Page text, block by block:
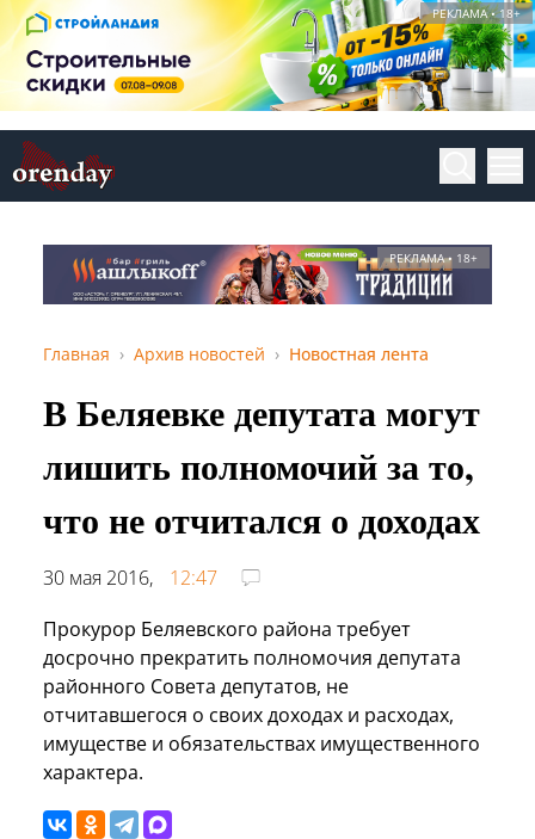
РЕКЛАМА • 18+
РЕКЛАМА • 18+
Главная Архив новостей Новостная лента
В Беляевке депутата могут
лишить полномочий за то,
что не отчитался о доходах
30 мая 2016,
12:47
Прокурор Беляевского района требует
досрочно прекратить полномочия депутата
районного Совета депутатов, не
отчитавшегося о своих доходах и расходах,
имуществе и обязательствах имущественного
характера.